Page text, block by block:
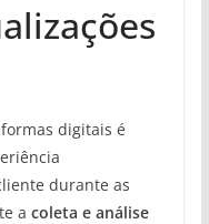
digitais é
durante as
a coleta e análise